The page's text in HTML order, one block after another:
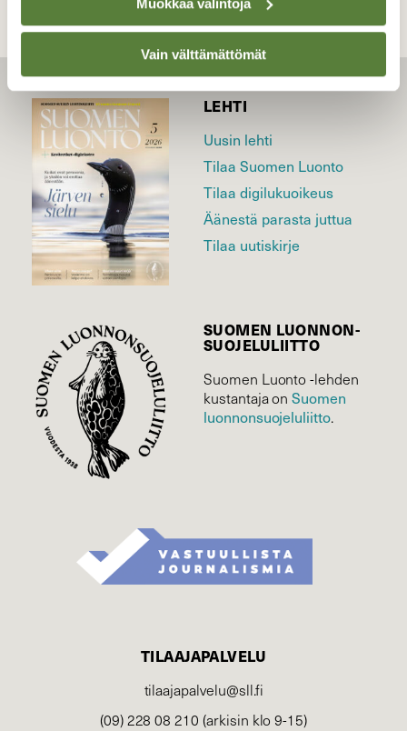
Vain välttämättömät
LEHTI
Uusin lehti
Tilaa Suomen Luonto
Tilaa digilukuoikeus
Äänestä parasta juttua
Tilaa uutiskirje
SUOMEN LUONNON­
SUOJELU­LIITTO
Suomen Luonto -lehden
kustantaja onSuomen
luonnonsuojelu­liitto.
TILAAJAPALVELU
tilaajapalvelu@sll.fi
(09) 228 08 210 (arkisin klo 9-15)